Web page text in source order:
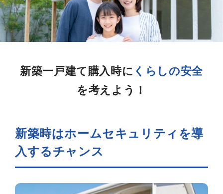
新築一戸建て購入時に くらしの安全
を考えよう！
新築時はホームセキュリティを導
入するチャンス